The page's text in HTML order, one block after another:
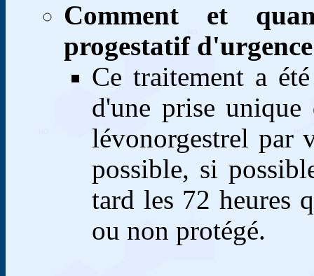
Comment et
progestatif
Ce traitement a
d'une prise
lévonorgestrel par
possible, si
tard les 72 heures
ou non protégé.